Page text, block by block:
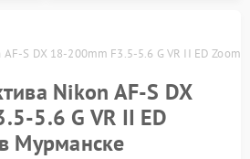
AF-S DX 18-200mm F3.5-5.6 G VR II ED
Nikon AF-S DX
5.6 G VR II ED
Мурманске